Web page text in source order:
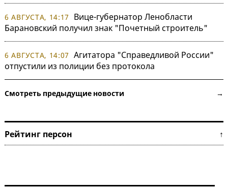
6 АВГУСТА, 14:17
Вице-губернатор Ленобласти
Барановский получил знак "Почетный строитель"
6 АВГУСТА, 14:07 Агитатора "Справедливой России"
отпустили из полиции без протокола
Смотреть предыдущие новости →
Рейтинг персон ↑